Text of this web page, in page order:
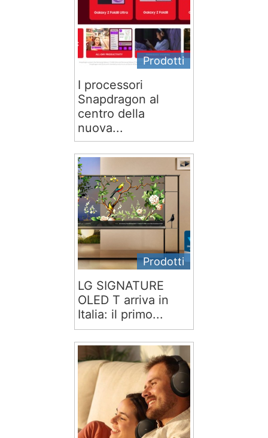
Prodotti
I processori
Snapdragon al
centro della
nuova...
Prodotti
LG SIGNATURE
OLED T arriva in
Italia: il primo...